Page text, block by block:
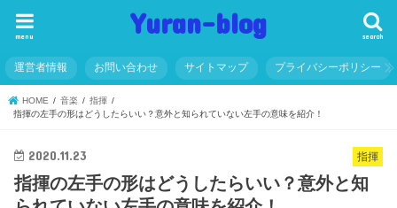
Yuran-blog search
menu
運営者情報 お問い合わせ サイトマップ プライバシーポリシー
HOME 音楽
指揮
指揮の左手の形はどうしたらいい？意外と知られていない左手の意味を紹介！
指揮
2020.11.23
指揮の左手の形はどうしたらいい？意外と知